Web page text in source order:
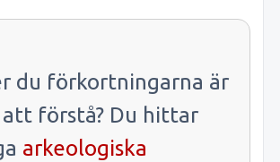
du förkortningarna är
att förstå? Du hittar
arkeologiska